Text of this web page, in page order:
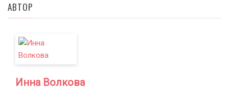
АВТОР
Инна Волкова